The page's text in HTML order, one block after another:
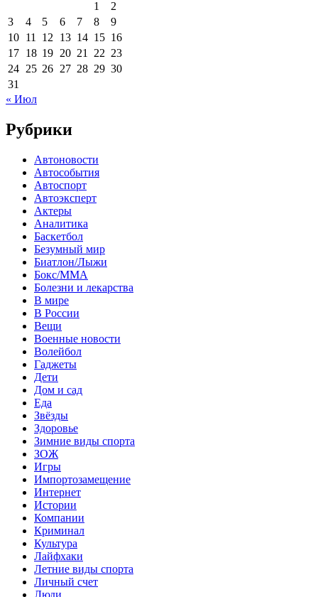
1
2
3
4 5 6 7 8
9
10 11 12 13 14 15 16
17 18 19 20 21 22 23
24 25 26 27 28 29 30
31
« Июл
Рубрики
Автоновости
Автособытия
Автоспорт
Автоэксперт
Актеры
Аналитика
Баскетбол
Безумный мир
Биатлон/Лыжи
Бокс/MMA
Болезни и лекарства
В мире
В России
Вещи
Военные новости
Волейбол
Гаджеты
Дети
Дом и сад
Еда
Звёзды
Здоровье
Зимние виды спорта
ЗОЖ
Игры
Импортозамещение
Интернет
Истории
Компании
Криминал
Культура
Лайфхаки
Летние виды спорта
Личный счет
Люди